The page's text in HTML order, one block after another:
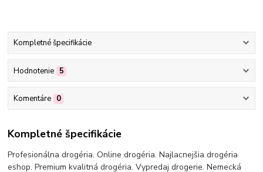
Kompletné špecifikácie
Hodnotenie 5
Komentáre 0
Kompletné špecifikácie
Profesionálna drogéria. Online drogéria. Najlacnejšia drogéria
eshop. Premium kvalitná drogéria. Vypredaj drogerie. Nemecká